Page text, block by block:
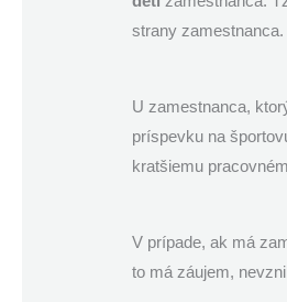
strany zamestnanca.
U zamestnanca,
príspevku na
kratšiemu
V prípade, ak má
to má záujem,